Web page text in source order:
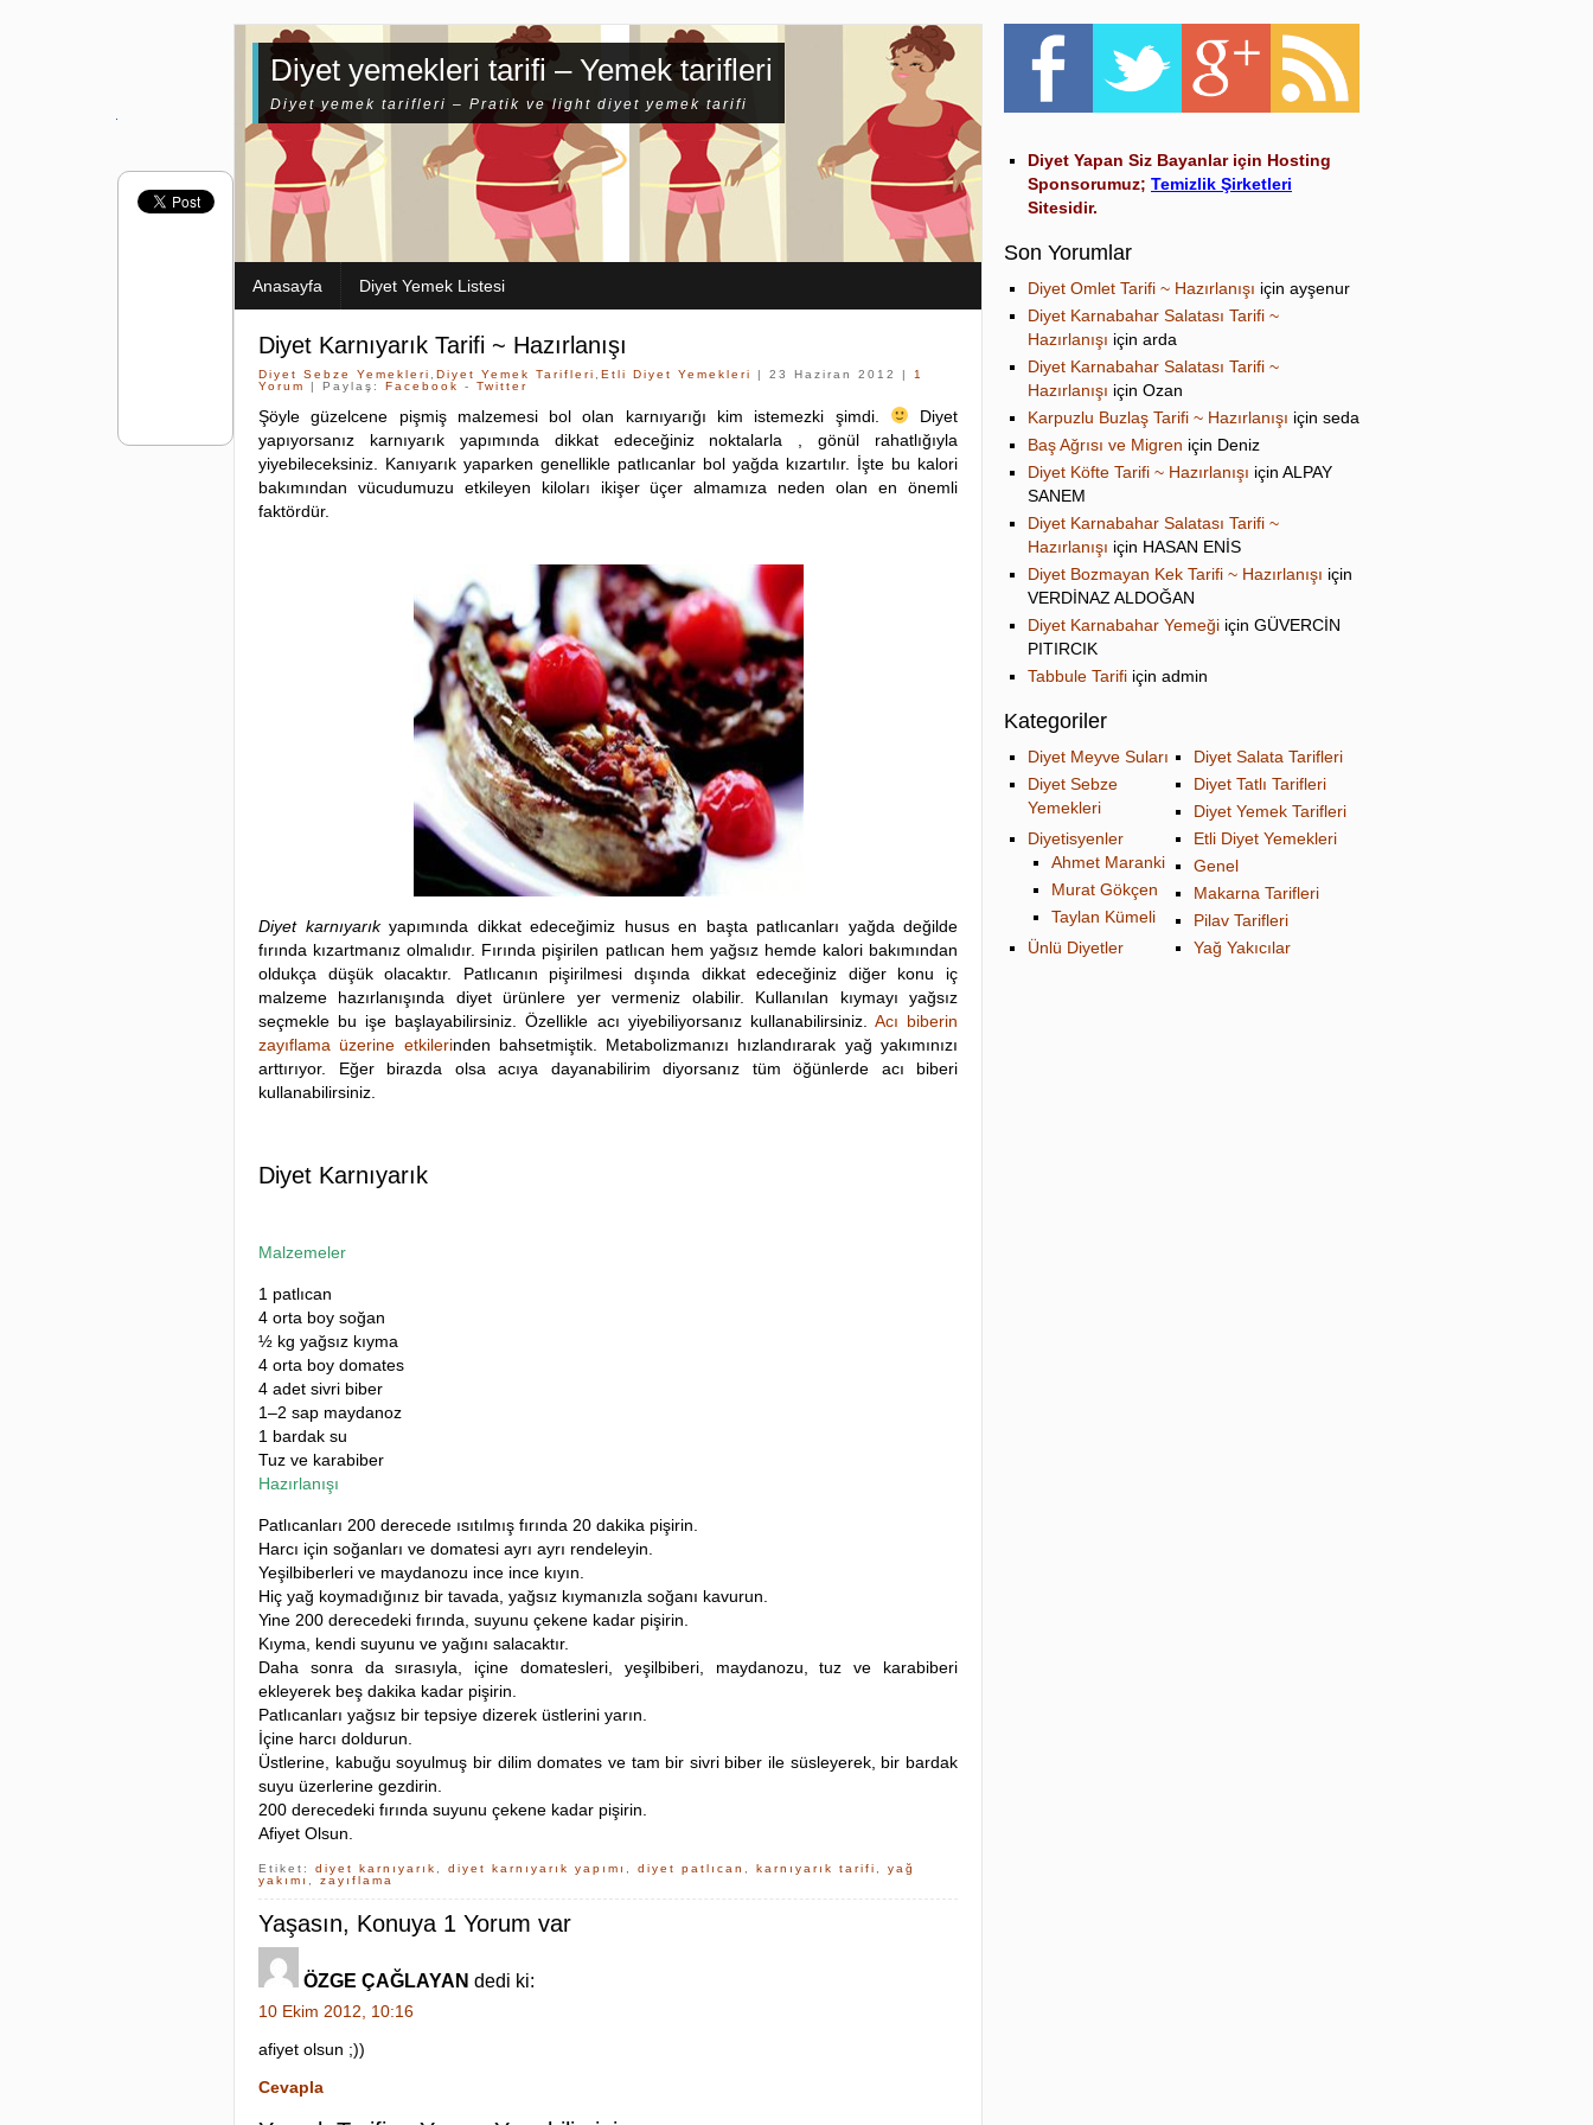
Diyet yemekleri tarifi – Yemek tarifleri
Diyet yemek tarifleri – Pratik ve light diyet yemek tarifi
Anasayfa Diyet Yemek Listesi
Diyet Karnıyarık Tarifi ~ Hazırlanışı
Diyet Sebze Yemekleri Diyet Yemek Tarifleri Etli Diyet Yemekleri | 23 Haziran 2012 | 1
Yorum
| Paylaş: Facebook - Twitter
Şöyle güzelcene pişmiş malzemesi bol olan karnıyarığı kim istemezki şimdi.
Diyet
yapıyorsanız karnıyarık yapımında dikkat edeceğiniz noktalarla , gönül rahatlığıyla
yiyebileceksiniz. Kanıyarık yaparken genellikle patlıcanlar bol yağda kızartılır. İşte bu kalori
bakımından vücudumuzu etkileyen kiloları ikişer üçer almamıza neden olan en önemli
faktördür.
Diyet karnıyarıkyapımında dikkat edeceğimiz husus en başta patlıcanları yağda değilde
fırında kızartmanız olmalıdır. Fırında pişirilen patlıcan hem yağsız hemde kalori bakımından
oldukça düşük olacaktır. Patlıcanın pişirilmesi dışında dikkat edeceğiniz diğer konu iç
malzeme hazırlanışında diyet ürünlere yer vermeniz olabilir. Kullanılan kıymayı yağsız
seçmekle bu işe başlayabilirsiniz. Özellikle acı yiyebiliyorsanız kullanabilirsiniz. Acı biberin
zayıflama üzerine etkilerinden bahsetmiştik. Metabolizmanızı hızlandırarak yağ yakımınızı
arttırıyor. Eğer birazda olsa acıya dayanabilirim diyorsanız tüm öğünlerde acı biberi
kullanabilirsiniz.
Diyet Karnıyarık
Malzemeler
1 patlıcan
4 orta boy soğan
½ kg yağsız kıyma
4 orta boy domates
4 adet sivri biber
1–2 sap maydanoz
1 bardak su
Tuz ve karabiber
Hazırlanışı
Patlıcanları 200 derecede ısıtılmış fırında 20 dakika pişirin.
Harcı için soğanları ve domatesi ayrı ayrı rendeleyin.
Yeşilbiberleri ve maydanozu ince ince kıyın.
Hiç yağ koymadığınız bir tavada, yağsız kıymanızla soğanı kavurun.
Yine 200 derecedeki fırında, suyunu çekene kadar pişirin.
Kıyma, kendi suyunu ve yağını salacaktır.
Daha sonra da sırasıyla, içine domatesleri, yeşilbiberi, maydanozu, tuz ve karabiberi
ekleyerek beş dakika kadar pişirin.
Patlıcanları yağsız bir tepsiye dizerek üstlerini yarın.
İçine harcı doldurun.
Üstlerine, kabuğu soyulmuş bir dilim domates ve tam bir sivri biber ile süsleyerek, bir bardak
suyu üzerlerine gezdirin.
200 derecedeki fırında suyunu çekene kadar pişirin.
Afiyet Olsun.
Etiket: diyet karnıyarık diyet karnıyarık yapımı diyet patlıcan karnıyarık tarifi
yağ
yakımı
zayıflama
Yaşasın, Konuya 1 Yorum var
ÖZGE ÇAĞLAYAN dedi ki:
10 Ekim 2012, 10:16
afiyet olsun ;))
Cevapla
Diyet Yapan Siz Bayanlar için Hosting
Sponsorumuz; Temizlik Şirketleri
Sitesidir.
Son Yorumlar
Diyet Omlet Tarifi ~ Hazırlanışı için ayşenur
Diyet Karnabahar Salatası Tarifi ~
Hazırlanışı için arda
Diyet Karnabahar Salatası Tarifi ~
Hazırlanışı için Ozan
Karpuzlu Buzlaş Tarifi ~ Hazırlanışı için seda
Baş Ağrısı ve Migren için Deniz
Diyet Köfte Tarifi ~ Hazırlanışı için ALPAY
SANEM
Diyet Karnabahar Salatası Tarifi ~
Hazırlanışı için HASAN ENİS
Diyet Bozmayan Kek Tarifi ~ Hazırlanışı için
VERDİNAZ ALDOĞAN
Diyet Karnabahar Yemeği için GÜVERCİN
PITIRCIK
Tabbule Tarifi için admin
Kategoriler
Diyet Meyve Suları
Diyet Salata Tarifleri
Diyet Sebze
Yemekleri
Diyet Tatlı Tarifleri
Diyet Yemek Tarifleri
Diyetisyenler
Ahmet Maranki
Murat Gökçen
Taylan Kümeli
Etli Diyet Yemekleri
Genel
Makarna Tarifleri
Pilav Tarifleri
Ünlü Diyetler
Yağ Yakıcılar